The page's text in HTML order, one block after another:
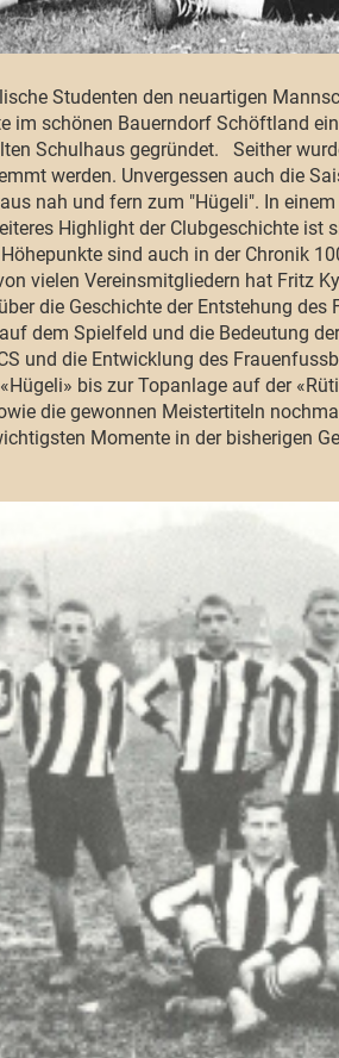
Studenten den neuartigen
im schönen Bauerndorf Schöftland
Schulhaus gegründet. Seither
werden. Unvergessen auch die
nah und fern zum "Hügeli". In
Highlight der Clubgeschichte
sind auch in der Chronik
vielen Vereinsmitgliedern hat Fritz
die Geschichte der Entstehung
dem Spielfeld und die Bedeutung
und die Entwicklung des
bis zur Topanlage auf der
die gewonnen Meistertiteln
Momente in der bisherigen